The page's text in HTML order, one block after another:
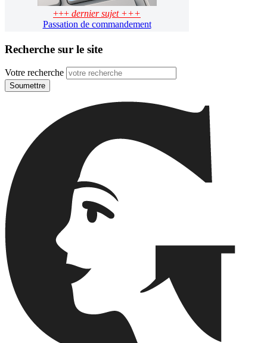
+++ dernier sujet +++
Passation de commandement
Recherche sur le site
Votre recherche
Soumettre